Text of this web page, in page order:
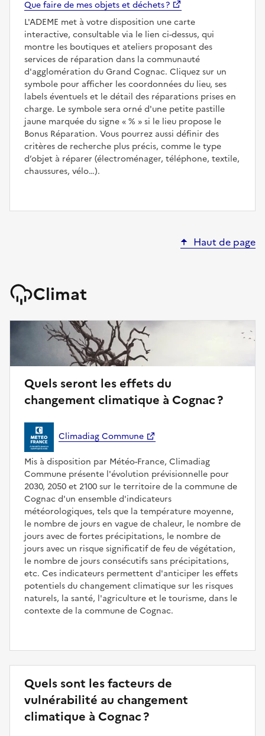
Que faire de mes objets et déchets ?
L'ADEME met à votre disposition une carte
interactive, consultable via le lien ci-dessus, qui
montre les boutiques et ateliers proposant des
services de réparation dans la communauté
d'agglomération du Grand Cognac. Cliquez sur un
symbole pour afficher les coordonnées du lieu, ses
labels éventuels et le détail des réparations prises en
charge. Le symbole sera orné d'une petite pastille
jaune marquée du signe
%
si le lieu propose le
Bonus Réparation. Vous pourrez aussi définir des
critères de recherche plus précis, comme le type
d’objet à réparer (électroménager, téléphone, textile,
chaussures, vélo…).
Haut de page
Climat
Quels seront les effets du
changement climatique à Cognac ?
Climadiag Commune
Mis à disposition par Météo-France, Climadiag
Commune présente l'évolution prévisionnelle pour
2030, 2050 et 2100 sur le territoire de la commune de
Cognac d'un ensemble d'indicateurs
météorologiques, tels que la température moyenne,
le nombre de jours en vague de chaleur, le nombre de
jours avec de fortes précipitations, le nombre de
jours avec un risque significatif de feu de végétation,
le nombre de jours consécutifs sans précipitations,
etc. Ces indicateurs permettent d'anticiper les effets
potentiels du changement climatique sur les risques
naturels, la santé, l'agriculture et le tourisme, dans le
contexte de la commune de Cognac.
Quels sont les facteurs de
vulnérabilité au changement
climatique à Cognac ?